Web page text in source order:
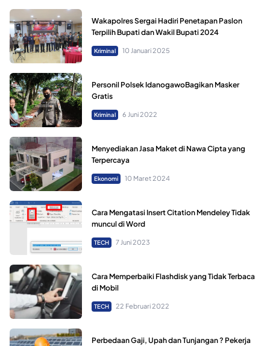
Wakapolres Sergai Hadiri Penetapan Paslon
Terpilih Bupati dan Wakil Bupati 2024
Kriminal 10 Januari 2025
Personil Polsek IdanogawoBagikan Masker
Gratis
Kriminal 6 Juni 2022
Menyediakan Jasa Maket di Nawa Cipta yang
Terpercaya
Ekonomi 10 Maret 2024
Cara Mengatasi Insert Citation Mendeley Tidak
muncul di Word
TECH 7 Juni 2023
Cara Memperbaiki Flashdisk yang Tidak Terbaca
di Mobil
TECH 22 Februari 2022
Perbedaan Gaji, Upah dan Tunjangan ? Pekerja